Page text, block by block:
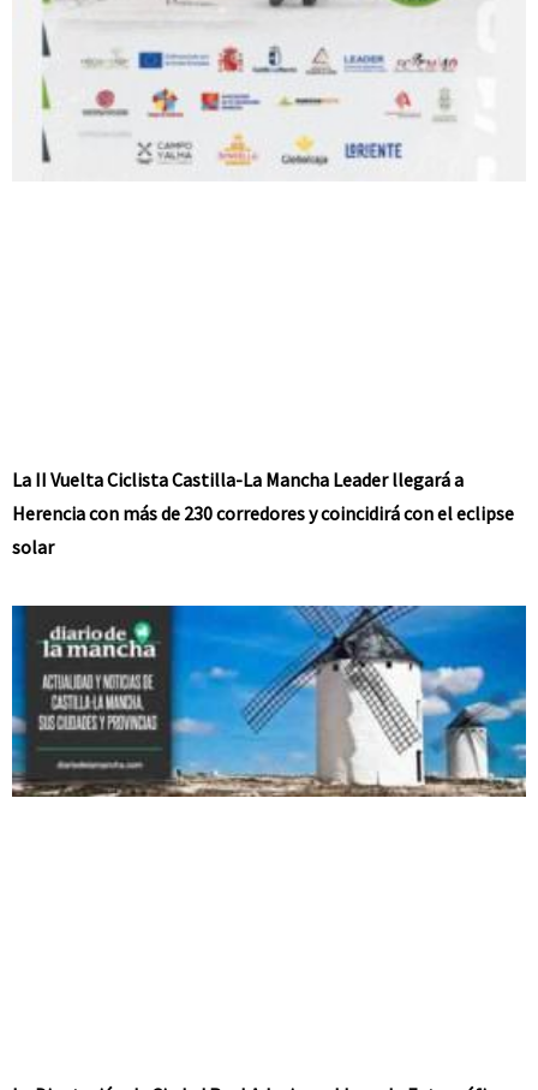
La II Vuelta Ciclista Castilla-La Mancha Leader llegará a
Herencia con más de 230 corredores y coincidirá con el eclipse
solar